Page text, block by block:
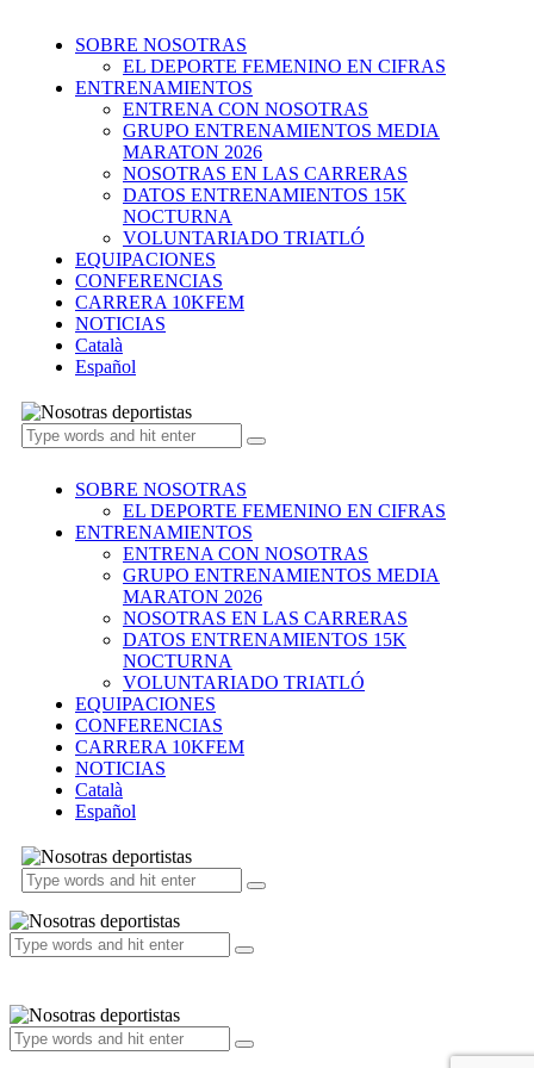
SOBRE NOSOTRAS
EL DEPORTE FEMENINO EN CIFRAS
ENTRENAMIENTOS
ENTRENA CON NOSOTRAS
GRUPO ENTRENAMIENTOS MEDIA
MARATON 2026
NOSOTRAS EN LAS CARRERAS
DATOS ENTRENAMIENTOS 15K
NOCTURNA
VOLUNTARIADO TRIATLÓ
EQUIPACIONES
CONFERENCIAS
CARRERA 10KFEM
NOTICIAS
Català
Español
SOBRE NOSOTRAS
EL DEPORTE FEMENINO EN CIFRAS
ENTRENAMIENTOS
ENTRENA CON NOSOTRAS
GRUPO ENTRENAMIENTOS MEDIA
MARATON 2026
NOSOTRAS EN LAS CARRERAS
DATOS ENTRENAMIENTOS 15K
NOCTURNA
VOLUNTARIADO TRIATLÓ
EQUIPACIONES
CONFERENCIAS
CARRERA 10KFEM
NOTICIAS
Català
Español